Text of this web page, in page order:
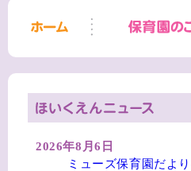
2026年8月6日
ミューズ保育園だよ